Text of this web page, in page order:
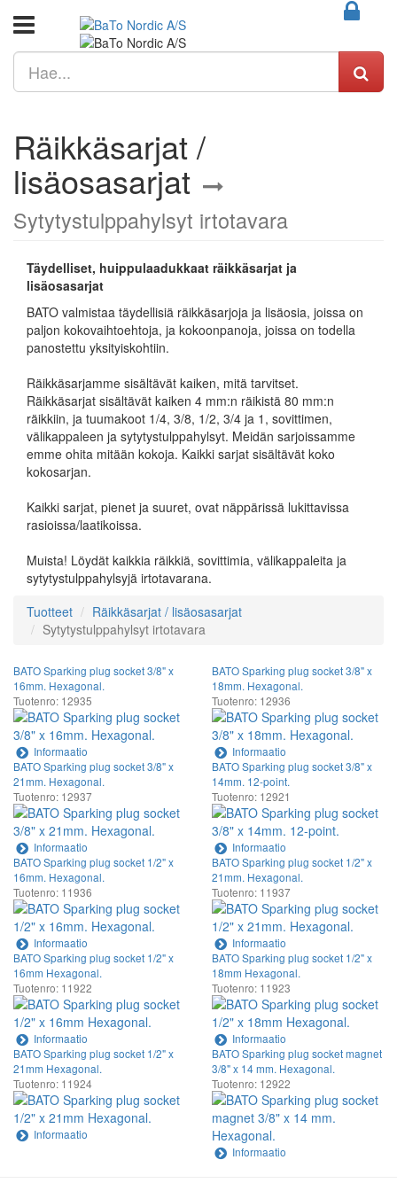
Räikkäsarjat /
lisäosasarjat
Sytytystulppahylsyt irtotavara
Täydelliset, huippulaadukkaat räikkäsarjat ja
lisäosasarjat
BATO valmistaa täydellisiä räikkäsarjoja ja lisäosia, joissa on
paljon kokovaihtoehtoja, ja kokoonpanoja, joissa on todella
panostettu yksityiskohtiin.
Räikkäsarjamme sisältävät kaiken, mitä tarvitset.
Räikkäsarjat sisältävät kaiken 4 mm:n räikistä 80 mm:n
räikkiin, ja tuumakoot 1/4, 3/8, 1/2, 3/4 ja 1, sovittimen,
välikappaleen ja sytytystulppahylsyt. Meidän sarjoissamme
emme ohita mitään kokoja. Kaikki sarjat sisältävät koko
kokosarjan.
Kaikki sarjat, pienet ja suuret, ovat näppärissä lukittavissa
rasioissa/laatikoissa.
Muista! Löydät kaikkia räikkiä, sovittimia, välikappaleita ja
sytytystulppahylsyjä irtotavarana.
Tuotteet
Räikkäsarjat / lisäosasarjat
Sytytystulppahylsyt irtotavara
BATO Sparking plug socket 3/8" x
16mm. Hexagonal.
Tuotenro: 12935
Informaatio
BATO Sparking plug socket 3/8" x
18mm. Hexagonal.
Tuotenro: 12936
Informaatio
BATO Sparking plug socket 3/8" x
21mm. Hexagonal.
Tuotenro: 12937
Informaatio
BATO Sparking plug socket 3/8" x
14mm. 12-point.
Tuotenro: 12921
Informaatio
BATO Sparking plug socket 1/2" x
16mm. Hexagonal.
Tuotenro: 11936
Informaatio
BATO Sparking plug socket 1/2" x
21mm. Hexagonal.
Tuotenro: 11937
Informaatio
BATO Sparking plug socket 1/2" x
16mm Hexagonal.
Tuotenro: 11922
Informaatio
BATO Sparking plug socket 1/2" x
18mm Hexagonal.
Tuotenro: 11923
Informaatio
BATO Sparking plug socket 1/2" x
21mm Hexagonal.
Tuotenro: 11924
Informaatio
BATO Sparking plug socket magnet
3/8" x 14 mm. Hexagonal.
Tuotenro: 12922
Informaatio